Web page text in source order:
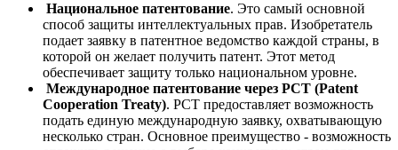
Национальное патентование. Это самый основной
способ защиты интеллектуальных прав. Изобретатель
подает заявку в патентное ведомство каждой страны, в
которой он желает получить патент. Этот метод
обеспечивает защиту только национальном уровне.
Международное патентование через PCT (Patent
Cooperation Treaty). PCT предоставляет возможность
подать единую международную заявку, охватывающую
несколько стран. Основное преимущество - возможность